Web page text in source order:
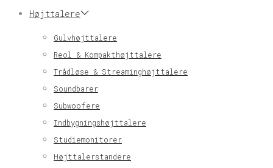
Højttalere
Gulvhøjttalere
Reol & Kompakthøjttalere
Trådløse & Streaminghøjttalere
Soundbarer
Subwoofere
Indbygningshøjttalere
Studiemonitorer
Højttalerstandere